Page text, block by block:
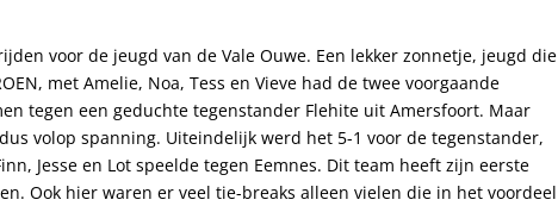
voor de jeugd van de Vale Ouwe. Een lekker zonnetje, jeugd die
met Amelie, Noa, Tess en Vieve had de twee voorgaande
tegen een geduchte tegenstander Flehite uit Amersfoort. Maar
volop spanning. Uiteindelijk werd het 5-1 voor de tegenstander,
Jesse en Lot speelde tegen Eemnes. Dit team heeft zijn eerste
Ook hier waren er veel tie-breaks alleen vielen die in het voordeel